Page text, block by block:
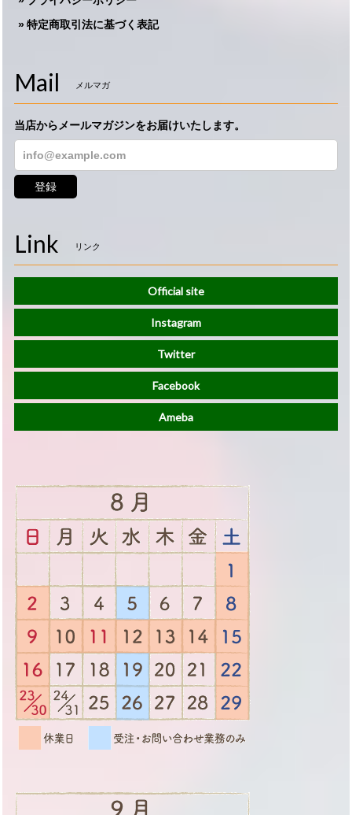
特定商取引法に基づく表記
Mail メルマガ
当店からメールマガジンをお届けいたします。
登録
Link リンク
Official site
Instagram
Twitter
Facebook
Ameba